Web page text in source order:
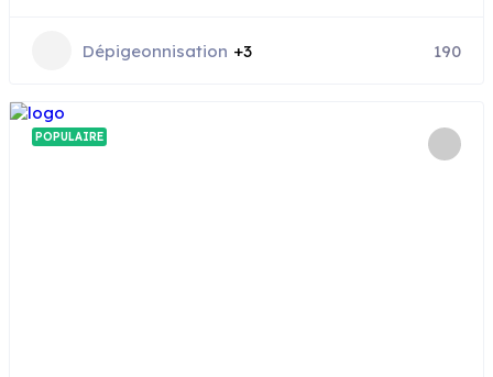
Dépigeonnisation +3 190
POPULAIRE